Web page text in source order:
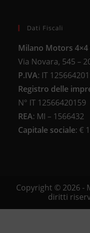
Dati Fiscali
Milano Motors 4×4
Via Novara, 545 –
P.IVA: IT
Registro delle
N° IT 12566420159
REA: MI – 1566432
Capitale sociale: €
Copyright © 2026 -
diritti